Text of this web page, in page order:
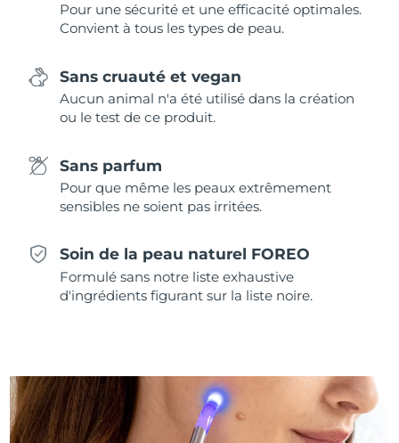
Pour une sécurité et une efficacité optimales.
Convient à tous les types de peau.
Sans cruauté et vegan
Aucun animal n'a été utilisé dans la création
ou le test de ce produit.
Sans parfum
Pour que même les peaux extrêmement
sensibles ne soient pas irritées.
Soin de la peau naturel FOREO
Formulé sans notre liste exhaustive
d'ingrédients figurant sur la liste noire.